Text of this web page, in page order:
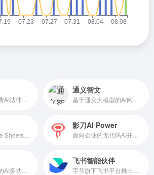
通义智文
影刀AI Power
飞书智能伙伴